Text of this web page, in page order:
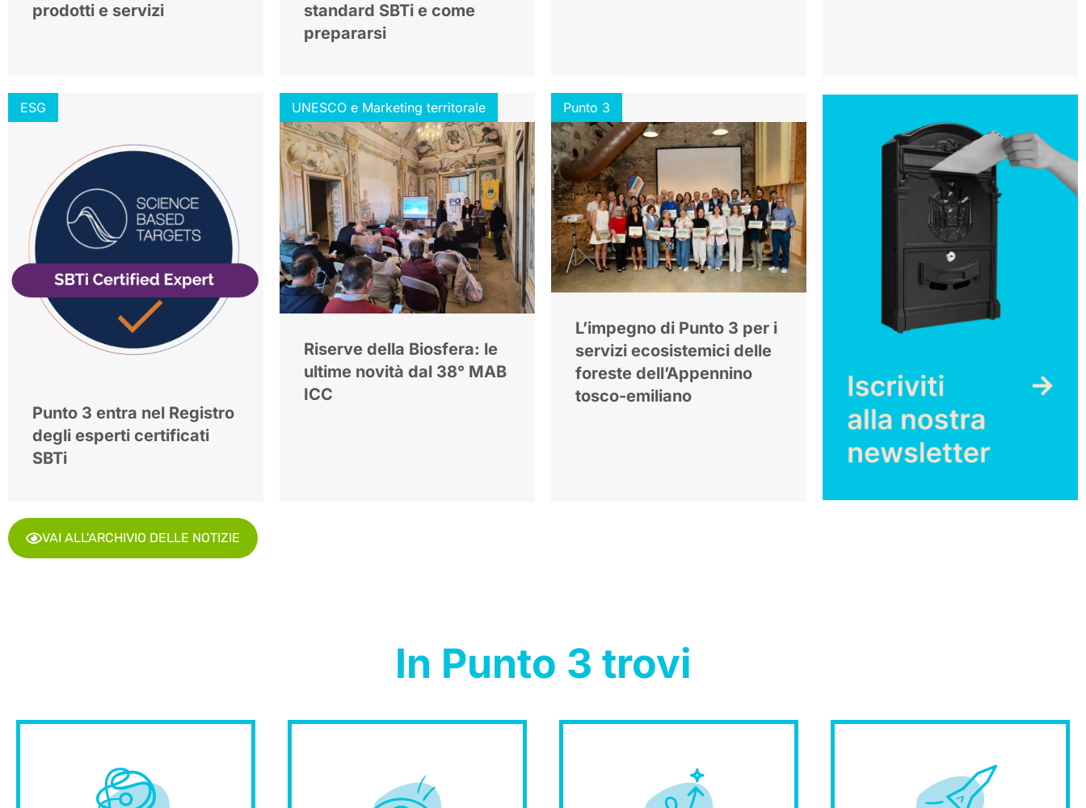
prodotti e servizi
standard SBTi e come
prepararsi
ESG
Punto 3 entra nel Registro
degli esperti certificati
SBTi
UNESCO e Marketing territorale
Riserve della Biosfera: le
ultime novità dal 38° MAB
ICC
Punto 3
L’impegno di Punto 3 per i
servizi ecosistemici delle
foreste dell’Appennino
tosco-emiliano
VAI ALL'ARCHIVIO DELLE NOTIZIE
In Punto 3 trovi
e di qualità.
nostra capacità di
progettare il futuro.
sviluppo sostenibile. affidabile nelle scelte.